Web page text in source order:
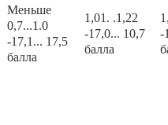
Меньше
0,7...1.0
-17,1... 17,5
балла
1,01. .1,22
-17,0... 10,7
балла
-